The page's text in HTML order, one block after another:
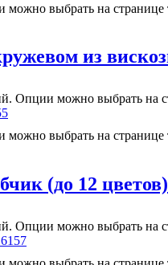
можно выбрать на странице
из
Опции можно выбрать на
можно выбрать на странице
(до 12
Опции можно выбрать на